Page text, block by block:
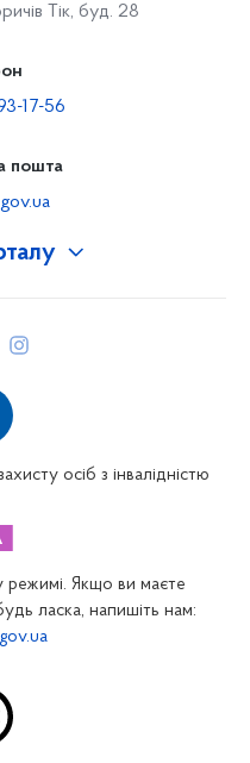
Тік, буд. 28
17-56
пошта
осіб з інвалідністю
Якщо ви маєте
ласка, напишіть нам: